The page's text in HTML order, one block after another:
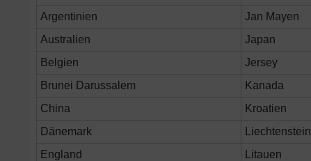
Argentinien
Jan Mayen
Australien
Japan
Belgien
Jersey
Brunei Darussalem
Kanada
China
Kroatien
Dänemark
Liechtenstein
England
Litauen